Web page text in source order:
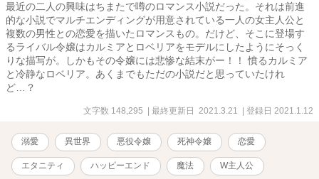
最近の二人の興味はちまたで噂のロマンス小説だった。それは前進
的な小説でマルチエンディングが用意されている一人の女主人公と
複数の男性との恋愛を描いたロマンスもの。だけど、そこに登場す
るライバル令嬢はカルミアとロベリアをモデルにしたようにそっく
りな描写が。しかもその令嬢には悲惨な結末がー！！ 憤るカルミア
と冷静なロベリア。あくまでもただの小説だと思っていたけれ
ど…？
文字数 148,295 | 最終更新日 2021.3.21 | 登録日 2021.1.12
溺愛 異世界 悪役令嬢 死神令嬢 恋愛
エタニティ ハッピーエンド 魔法 W主人公